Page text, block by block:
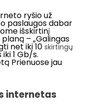
ryšio už
paslaugos dabar
išskirtinį
– „Galingas
net iki 10 skirtingų
1 Gb/s.
Prienuose jau
internetas